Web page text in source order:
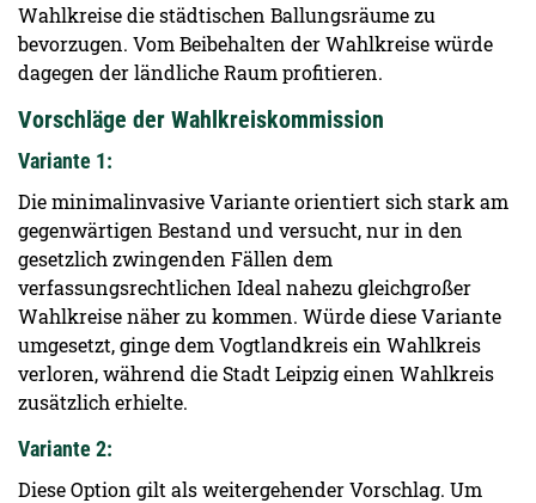
Wahlkreise die städtischen Ballungsräume zu
bevorzugen. Vom Beibehalten der Wahlkreise würde
dagegen der ländliche Raum profitieren.
Vorschläge der ­Wahlkreiskommission
Variante 1:
Die minimalinvasive Variante orientiert sich stark am
gegenwärtigen Bestand und versucht, nur in den
gesetzlich zwingenden Fällen dem
verfassungsrechtlichen Ideal nahezu gleichgroßer
Wahlkreise näher zu kommen. Würde diese Variante
umgesetzt, ginge dem Vogtlandkreis ein Wahlkreis
verloren, während die Stadt Leipzig einen Wahlkreis
zusätzlich erhielte.
Variante 2:
Diese Option gilt als weitergehender Vorschlag. Um